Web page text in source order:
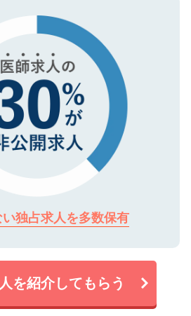
に関してもご安心ください。
独占求人を多数保有
を紹介してもらう